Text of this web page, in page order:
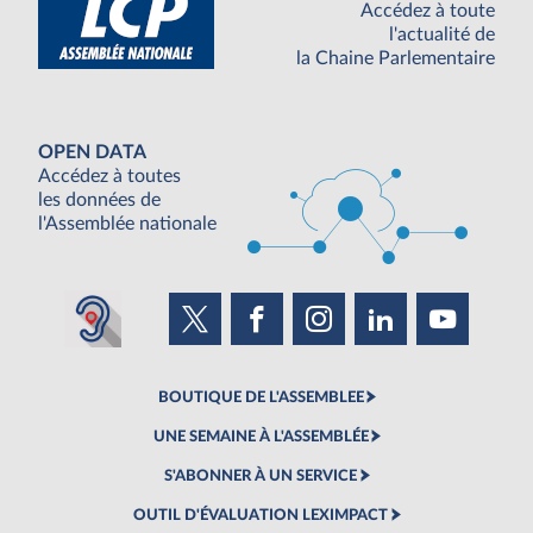
Accédez à toute
l'actualité de
la Chaine Parlementaire
OPEN DATA
Accédez à toutes
les données de
l'Assemblée nationale
BOUTIQUE DE L'ASSEMBLEE
UNE SEMAINE À L'ASSEMBLÉE
S'ABONNER À UN SERVICE
OUTIL D'ÉVALUATION LEXIMPACT